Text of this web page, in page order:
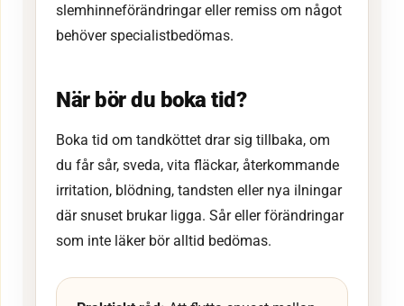
slemhinneförändringar eller remiss om något
behöver specialistbedömas.
När bör du boka tid?
Boka tid om tandköttet drar sig tillbaka, om
du får sår, sveda, vita fläckar, återkommande
irritation, blödning, tandsten eller nya ilningar
där snuset brukar ligga. Sår eller förändringar
som inte läker bör alltid bedömas.